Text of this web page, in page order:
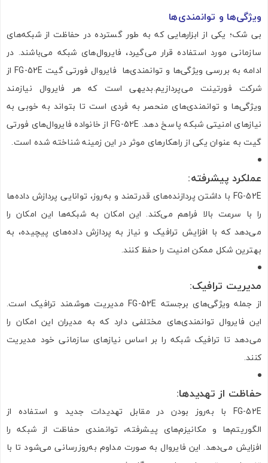
ویژگی‌ها و توانمندی‌ها
بی شک؛ یکی از ابزارهایی که به طور گسترده در حفاظت از شبکه‌های
سازمانی مورد استفاده قرار می‌گیرد، فایروال‌های شبکه می‌باشند. در
ادامه به بررسی ویژگی‌ها و توانمندی‌ها فایروال فورتی گیت FG-52E از
شرکت فورتینت می‌پردازیم.بدیهی است که هر فایروال نیازمند
ویژگی‌ها و توانمندی‌های منحصر به فردی است تا بتواند به خوبی به
نیازهای امنیتی شبکه پاسخ دهد. FG-52E از خانواده فایروال‌های فورتی
گیت به عنوان یکی از راهکارهای موثر در این زمینه شناخته شده است.
عملکرد پیشرفته:
FG-52E با داشتن پردازنده‌های قدرتمند و به‌روز، توانایی پردازش داده‌ها
را با سرعت بالا فراهم می‌کند. این امکان به شبکه‌ها این امکان را
می‌دهد که با افزایش ترافیک و نیاز به پردازش داده‌های پیچیده، به
بهترین شکل ممکن امنیت را حفظ کنند.
مدیریت ترافیک:
از جمله ویژگی‌های برجسته FG-52E مدیریت هوشمند ترافیک است.
این فایروال توانمندی‌های مختلفی دارد که به مدیران این امکان را
می‌دهد تا ترافیک شبکه را بر اساس نیازهای سازمانی خود مدیریت
کنند.
حفاظت از تهدیدها:
FG-52E با به‌روز بودن در مقابل تهدیدات جدید و استفاده از
الگوریتم‌ها و مکانیزم‌های پیشرفته، توانمندی حفاظت از شبکه را
افزایش می‌دهد. این فایروال به صورت مداوم به‌روزرسانی می‌شود تا با